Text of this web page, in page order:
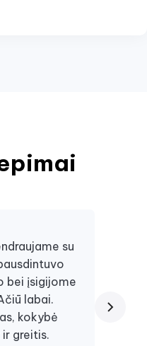
su
bei įsigijome
labai.
kokybė
greitis.